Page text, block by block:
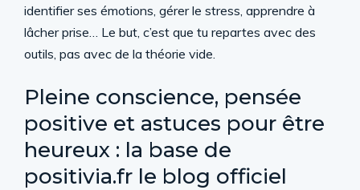
identifier ses émotions, gérer le stress, apprendre à
lâcher prise… Le but, c’est que tu repartes avec des
outils, pas avec de la théorie vide.
Pleine conscience, pensée
positive et astuces pour être
heureux : la base de
positivia.fr le blog officiel